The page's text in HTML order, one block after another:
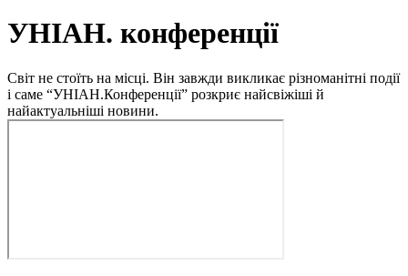
УНІАН. конференції
Світ не стоїть на місці. Він завжди викликає різноманітні події
і саме “УНІАН.Конференції” розкриє найсвіжіші й
найактуальніші новини.